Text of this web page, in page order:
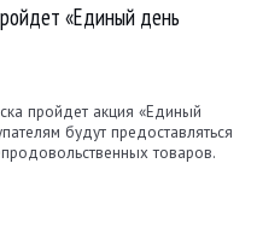
«Единый день
пройдет акция «Единый
будут предоставляться
товаров.